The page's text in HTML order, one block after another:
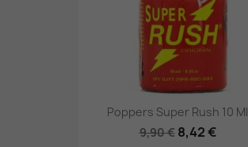
Poppers Super Rush 10 Ml
9,90 € 8,42 €